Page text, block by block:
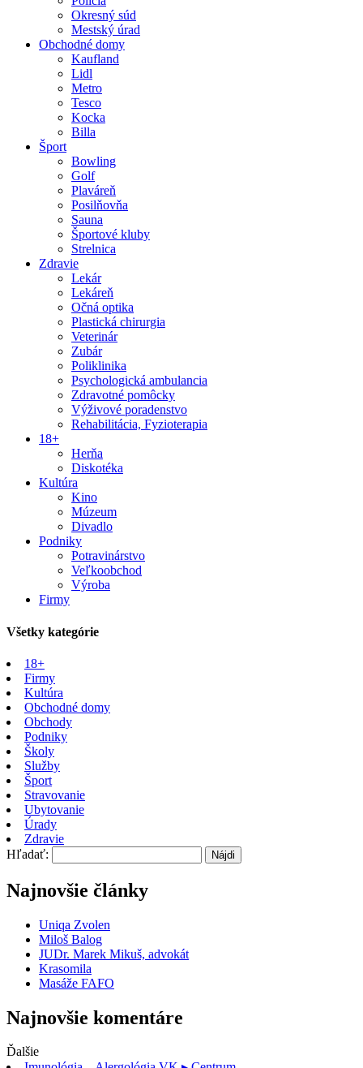
Okresný súd
Mestský úrad
Obchodné domy
Kaufland
Lidl
Metro
Tesco
Kocka
Billa
Šport
Bowling
Golf
Plaváreň
Posilňovňa
Sauna
Športové kluby
Strelnica
Zdravie
Lekár
Lekáreň
Očná optika
Plastická chirurgia
Veterinár
Zubár
Poliklinika
Psychologická ambulancia
Zdravotné pomôcky
Výživové poradenstvo
Rehabilitácia, Fyzioterapia
18+
Herňa
Diskotéka
Kultúra
Kino
Múzeum
Divadlo
Podniky
Potravinárstvo
Veľkoobchod
Výroba
Firmy
Všetky kategórie
18+
Firmy
Kultúra
Obchodné domy
Obchody
Podniky
Školy
Služby
Šport
Stravovanie
Ubytovanie
Úrady
Zdravie
Hľadať:
Najnovšie články
Uniqa Zvolen
Miloš Balog
JUDr. Marek Mikuš, advokát
Krasomila
Masáže FAFO
Najnovšie komentáre
Ďalšie